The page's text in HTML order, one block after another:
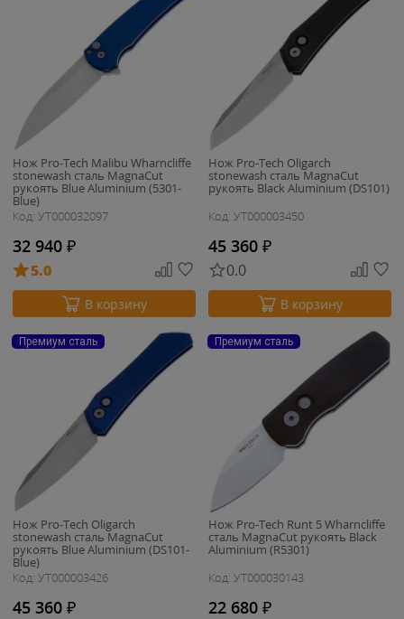
Нож Pro-Tech Malibu Wharncliffe
stonewash сталь MagnaCut
рукоять Blue Aluminium (5301-
Blue)
Код: УТ000032097
32 940 ₽
5.0
В корзину
Нож Pro-Tech Oligarch
stonewash сталь MagnaCut
рукоять Black Aluminium (DS101)
Код: УТ000003450
45 360 ₽
0.0
В корзину
Премиум сталь
Нож Pro-Tech Oligarch
stonewash сталь MagnaCut
рукоять Blue Aluminium (DS101-
Blue)
Код: УТ000003426
45 360 ₽
Премиум сталь
Нож Pro-Tech Runt 5 Wharncliffe
сталь MagnaCut рукоять Black
Aluminium (R5301)
Код: УТ000030143
22 680 ₽